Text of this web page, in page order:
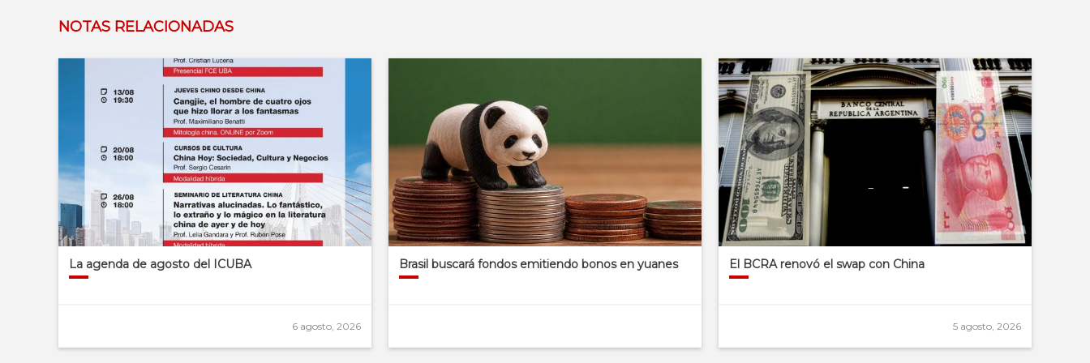
NOTAS RELACIONADAS
La agenda de agosto del ICUBA
6 agosto, 2026
Brasil buscará fondos emitiendo bonos en yuanes El BCRA renovó el swap con China
5 agosto, 2026